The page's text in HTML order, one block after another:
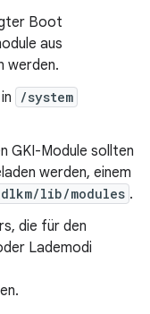
Boot
aus
werden.
/system
GKI-Module sollten
werden, einem
lib/modules .
die für den
Lademodi